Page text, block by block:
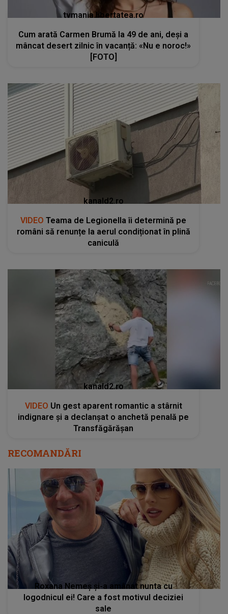
tvmania.libertatea.ro
Cum arată Carmen Brumă la 49 de ani, deși a
mâncat desert zilnic în vacanță: «Nu e noroc!»
[FOTO]
kanald2.ro
VIDEO Teama de Legionella îi determină pe
români să renunțe la aerul condiționat în plină
caniculă
kanald2.ro
VIDEO Un gest aparent romantic a stârnit
indignare și a declanșat o anchetă penală pe
Transfăgărășan
RECOMANDĂRI
Roxana Nemeș și-a amânat nunta cu
logodnicul ei! Care a fost motivul deciziei
sale